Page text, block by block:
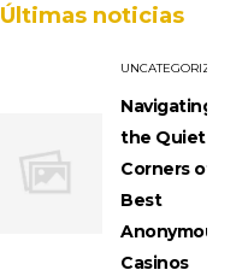
Últimas noticias
UNCATEGORIZED
Navigating
the Quiet
Corners of
Best
Anonymous
Casinos